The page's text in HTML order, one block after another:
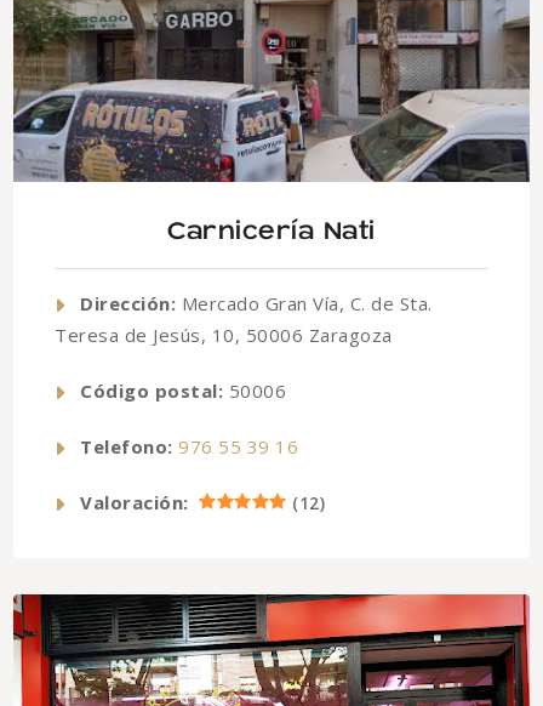
Carnicería Nati
Dirección: Mercado Gran Vía, C. de Sta.
Teresa de Jesús, 10, 50006 Zaragoza
Código postal: 50006
Telefono: 976 55 39 16
Valoración: (12)